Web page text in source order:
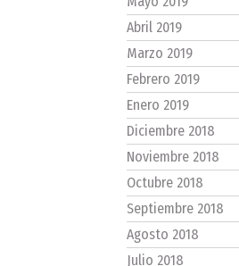
Abril 2019
Marzo 2019
Febrero 2019
Enero 2019
Diciembre 2018
Noviembre 2018
Octubre 2018
Septiembre 2018
Agosto 2018
Julio 2018